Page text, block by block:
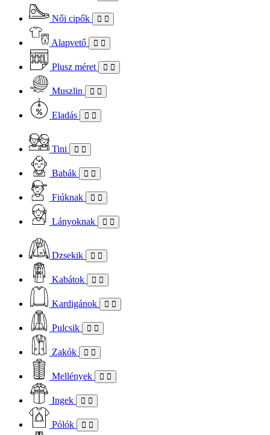
Női cipők
Alapvető
Plusz méret
Muszlin
Eladás
Tini
Babák
Fiúknak
Lányoknak
Dzsekik
Kabátok
Kardigánok
Pulcsik
Zakók
Mellények
Ingek
Pólók